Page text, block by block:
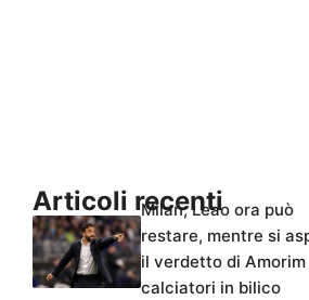
Articoli recenti
Milan, Leao ora può
restare, mentre si
il verdetto di Amorim
calciatori in bilico